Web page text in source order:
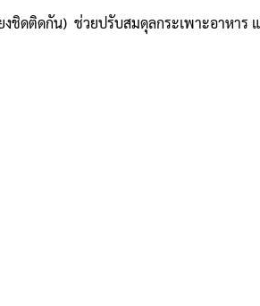
ชิดติดกัน) ช่วยปรับสมดุลกระเพาะอาหา